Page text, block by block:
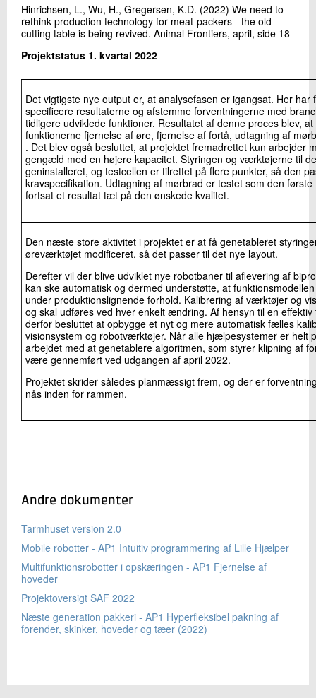
Hinrichsen, L., Wu, H., Gregersen, K.D. (2022) We need to
rethink production technology for meat-packers - the old
cutting table is being revived. Animal Frontiers, april, side 18
Projektstatus 1. kvartal 2022
Det vigtigste nye output er, at analysefasen er igangsat. Her
specificere resultaterne og afstemme forventningerne med
tidligere udviklede funktioner. Resultatet af denne proces blev,
funktionerne fjernelse af øre, fjernelse af fortå, udtagning af
. Det blev også besluttet, at projektet fremadrettet kun arbejder
gengæld med en højere kapacitet. Styringen og værktøjerne til
geninstalleret, og testcellen er tilrettet på flere punkter, så den
kravspecifikation. Udtagning af mørbrad er testet som den
fortsat et resultat tæt på den ønskede kvalitet.
Den næste store aktivitet i projektet er at få genetableret
øreværktøjet modificeret, så det passer til det nye layout.
Derefter vil der blive udviklet nye robotbaner til aflevering af
kan ske automatisk og dermed understøtte, at
under produktionslignende forhold. Kalibrering af værktøjer og
og skal udføres ved hver enkelt ændring. Af hensyn til en
derfor besluttet at opbygge et nyt og mere automatisk fælles
visionsystem og robotværktøjer. Når alle hjælpesystemer er helt
arbejdet med at genetablere algoritmen, som styrer klipning af
være gennemført ved udgangen af april 2022.
Projektet skrider således planmæssigt frem, og der er
nås inden for rammen.
Andre dokumenter
Tarmhuset version 2.0
Mobile robotter - AP1 Intuitiv programmering af Lille Hjælper
Multifunktionsrobotter i opskæringen - AP1 Fjernelse af
hoveder
Projektoversigt SAF 2022
Næste generation pakkeri - AP1 Hyperfleksibel pakning af
forender, skinker, hoveder og tæer (2022)